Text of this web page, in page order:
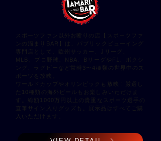
スポーツファン以外お断りの店【スポーツファ
ンの溜まりBAR】は、パブリックビューイング
専門店として、欧州サッカー、Jリーグ、
MLB、プロ野球、NBA、BリーグやF1、ボクシ
ング、ラグビーなど常時3〜4種類の世界中のス
ポーツを放映。
ワールドカップやオリンピックも放映！厳選し
た10種類の海外ビールもお楽しみいただけま
す。総額1000万円以上の貴重なスポーツ選手の
入いただけます。